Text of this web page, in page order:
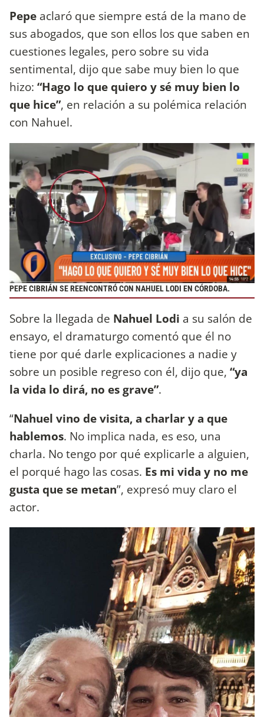
Pepe aclaró que siempre está de la mano de
sus abogados, que son ellos los que saben en
cuestiones legales, pero sobre su vida
sentimental, dijo que sabe muy bien lo que
hizo: “Hago lo que quiero y sé muy bien lo
que hice”, en relación a su polémica relación
con Nahuel.
PEPE CIBRIÁN SE REENCONTRÓ CON NAHUEL LODI EN CÓRDOBA.
Sobre la llegada de Nahuel Lodi a su salón de
ensayo, el dramaturgo comentó que él no
tiene por qué darle explicaciones a nadie y
sobre un posible regreso con él, dijo que, “ya
la vida lo dirá, no es grave”.
“Nahuel vino de visita, a charlar y a que
hablemos. No implica nada, es eso, una
charla. No tengo por qué explicarle a alguien,
el porqué hago las cosas. Es mi vida y no me
gusta que se metan”, expresó muy claro el
actor.